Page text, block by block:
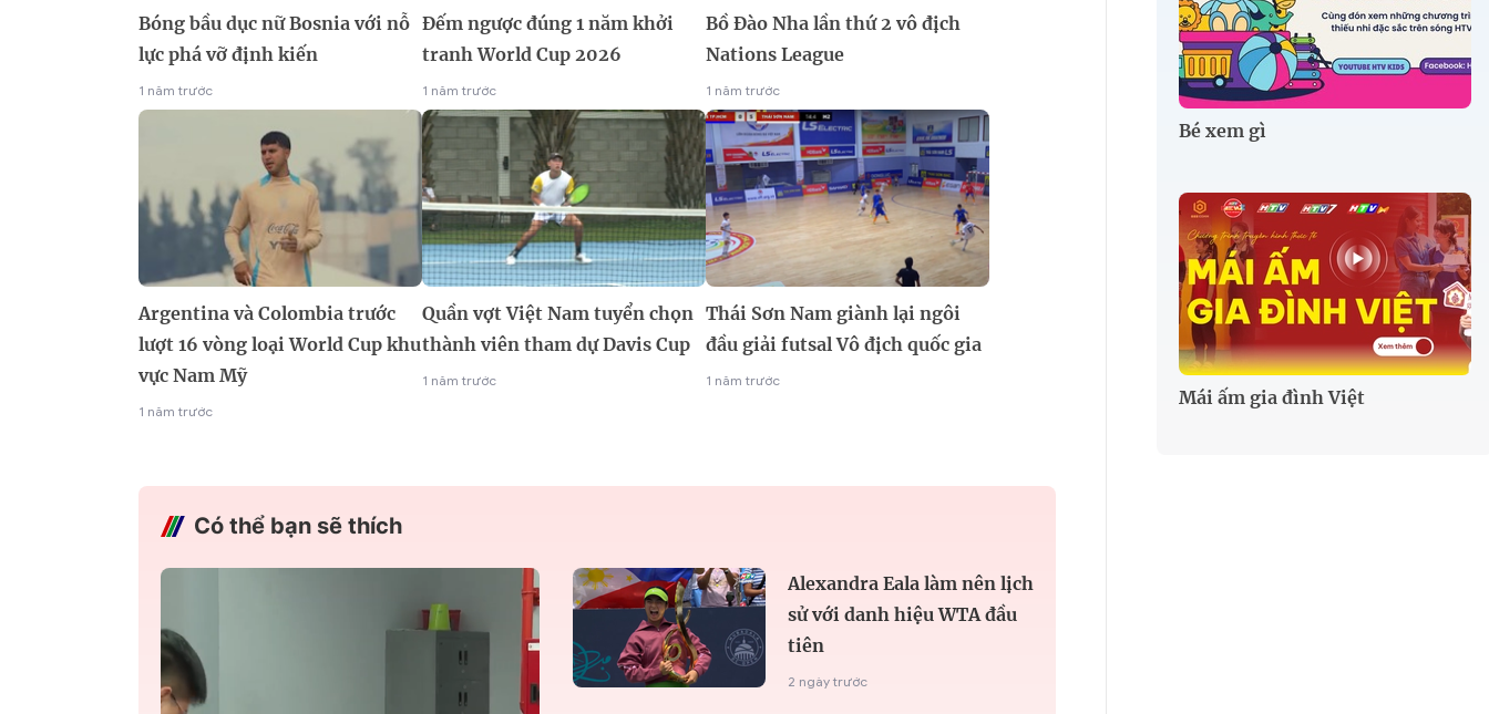
Bóng bầu dục nữ Bosnia với nỗ
lực phá vỡ định kiến
1 năm trước
Đếm ngược đúng 1 năm khởi
tranh World Cup 2026
1 năm trước
Bồ Đào Nha lần thứ 2 vô địch
Nations League
1 năm trước
Argentina và Colombia trước
lượt 16 vòng loại World Cup khu
vực Nam Mỹ
1 năm trước
Quần vợt Việt Nam tuyển chọn
thành viên tham dự Davis Cup
1 năm trước
Thái Sơn Nam giành lại ngôi
đầu giải futsal Vô địch quốc gia
1 năm trước
Có thể bạn sẽ thích
Alexandra Eala làm nên lịch
sử với danh hiệu WTA đầu
tiên
2 ngày trước
Bé xem gì
Mái ấm gia đình Việt